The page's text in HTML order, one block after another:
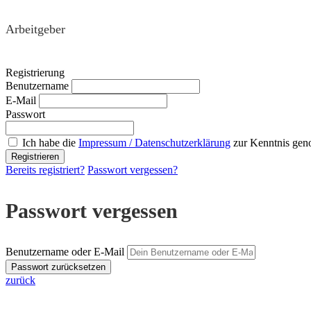
Arbeitgeber
Registrierung
Benutzername
E-Mail
Passwort
Ich habe die Impressum / Datenschutzerklärung zur Kenntnis
Bereits registriert? Passwort vergessen?
Passwort vergessen
Benutzername oder E-Mail
zurück